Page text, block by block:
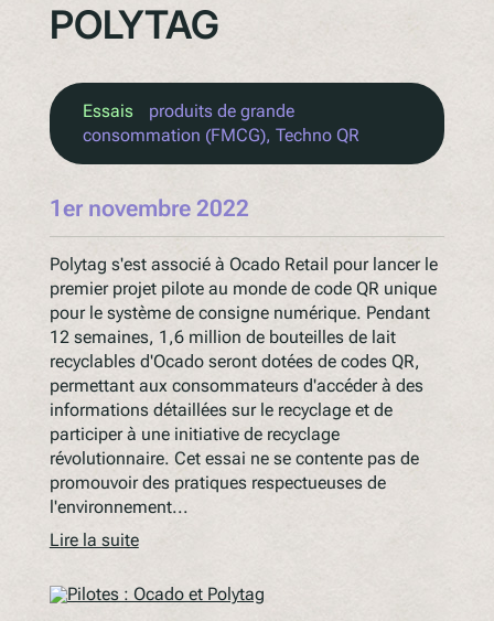
POLYTAG
Essais
produits de grande
consommation (FMCG), Techno QR
1er novembre 2022
Polytag s'est associé à Ocado Retail pour lancer le
premier projet pilote au monde de code QR unique
pour le système de consigne numérique. Pendant
12 semaines, 1,6 million de bouteilles de lait
recyclables d'Ocado seront dotées de codes QR,
permettant aux consommateurs d'accéder à des
informations détaillées sur le recyclage et de
participer à une initiative de recyclage
révolutionnaire. Cet essai ne se contente pas de
promouvoir des pratiques respectueuses de
l'environnement...
Lire la suite